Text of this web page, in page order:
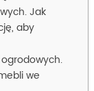
Jak
aby
we